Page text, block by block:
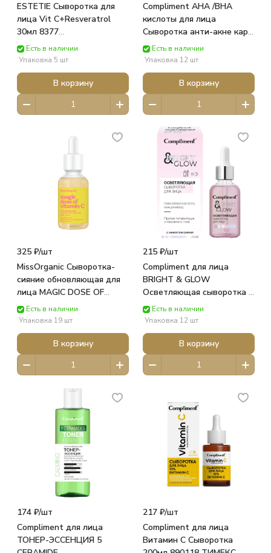
ESTETIE Сыворотка для
лица Vit C+Resveratrol
30мл 8377
ФИТОКОСМЕТИК
Есть в наличии
Упаковка 5 шт
В корзину
Compliment AHA /BHA
кислоты для лица
Сыворотка анти-акне кар/
п (27мл) 7438 ТИМЕКС
Есть в наличии
Упаковка 12 шт
В корзину
325 ₽/шт
MissOrganic Сыворотка-
сияние обновляющая для
лица MAGIC DOSE OF
VITAMIN C (30мл) GB-8531
ФИТОКОСМЕТИК
Есть в наличии
Упаковка 19 шт
В корзину
215 ₽/шт
Compliment для лица
BRIGHT & GLOW
Осветляющая сыворотка с
эффектом сияния кар/п
27мл 918497 ТИМЕКС
Есть в наличии
Упаковка 12 шт
В корзину
174 ₽/шт
Compliment для лица
ТОНЕР-ЭССЕНЦИЯ 5
217 ₽/шт
Compliment для лица
Витамин С Сыворотка